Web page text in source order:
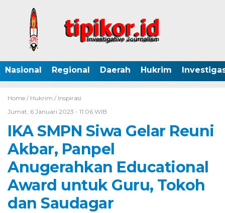
Nasional Regional Daerah Hukrim
Home / Hukrim / Inspirasi
Jumat, 6 Januari 2023 - 11:06 WIB
IKA SMPN Siwa Gelar Reuni
Akbar, Panpel
Anugerahkan Educational
Award untuk Guru, Tokoh
dan Saudagar